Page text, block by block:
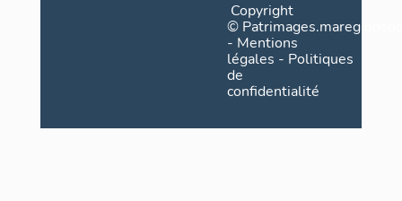
Copyright
©
- Mentions
légales - Politiques
de
confidentialité